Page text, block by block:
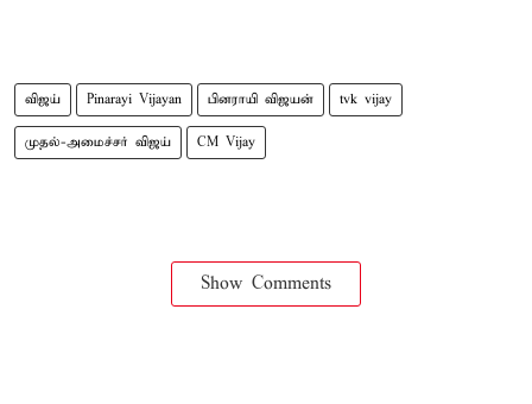
விஜய் Pinarayi Vijayan பினராயி விஜயன் tvk vijay
முதல்-அமைச்சர் விஜய் CM Vijay
Show Comments